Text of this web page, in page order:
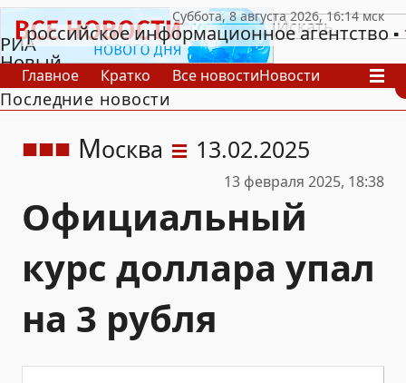
РИА
Новый
День
российское информационное агентство
Главное Кратко Все новостиНовости
В России
В мире
Последние новости
Москва 13.02.2025
13 февраля 2025, 18:38
Официальный
курс доллара упал
на 3 рубля